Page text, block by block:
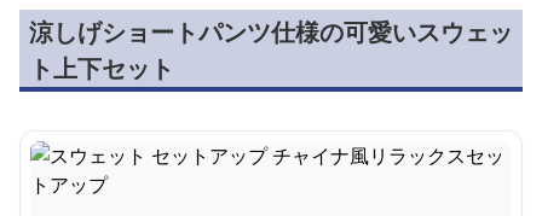
涼しげショートパンツ仕様の可愛いスウェッ
ト上下セット